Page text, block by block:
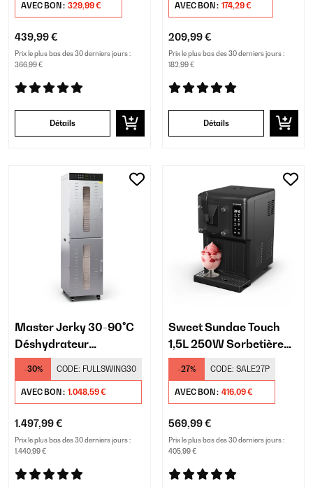
AVEC BON : 329,99 €
439,99 €
Prix le plus bas des 30 derniers jours :
366,99 €
Détails
AVEC BON : 174,29 €
209,99 €
Prix le plus bas des 30 derniers jours :
182,99 €
Détails
Master Jerky 30-90°C
Déshydrateur
Professionnel 48
Plateaux Argent
-30% CODE: FULLSWING30
AVEC BON : 1.048,59 €
1.497,99 €
Prix le plus bas des 30 derniers jours :
1.440,99 €
Sweet Sundae Touch
1,5L 250W Sorbetière
avec Compresseur Noir
-27% CODE: SALE27P
AVEC BON : 416,09 €
569,99 €
Prix le plus bas des 30 derniers jours :
405,99 €